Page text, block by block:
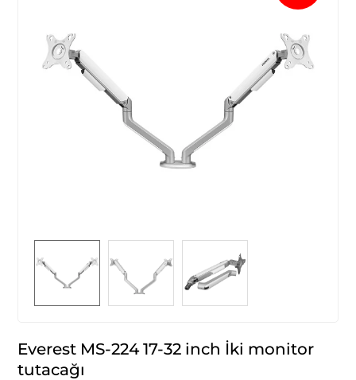
Everest MS-224 17-32 inch İki monitor
tutacağı